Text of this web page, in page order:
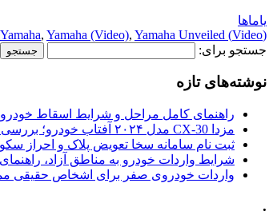
یاماها
(Video) SBK
Yamaha, Yamaha (Video), Yamaha Unveiled
جستجو برای:
نوشته‌های تازه
راهنمای کامل مراحل و شرایط اسقاط خودرو فرسوده
مزدا CX-30 مدل ۲۰۲۴ آفتاب خودرو؛ بررسی و مشخصات فنی
ثبت نام سامانه سخا تعویض پلاک و احراز
شرایط واردات خودرو به مناطق آزاد،
واردات خودروی صفر برای اشخاص حقیقی
.